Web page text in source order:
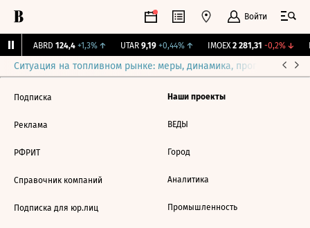
Войти
ABRD 124,4 +1,3%↑ UTAR 9,19 +0,44%↑ IMOEX 2 281,31 -0,2%↓
Ситуация на топливном рынке: меры, динамика, прогнозы
Подписка
Реклама
РФРИТ
Справочник компаний
Подписка для юр.лиц
Наши проекты
ВЕДЫ
Город
Аналитика
Промышленность